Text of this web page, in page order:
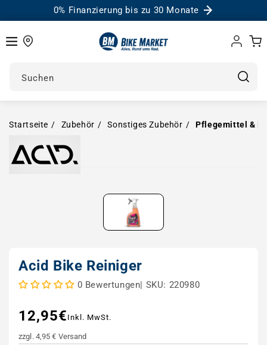
0% Finanzierung bis zu 30 Monate
Suchen
Einloggen
Startseite Zubehör Sonstiges Zubehör Pflegemittel &
Acid Bike Reiniger
0 Bewertungen| SKU: 220980
Normaler Preis
12,95€ Inkl. MwSt.
zzgl. 4,95 € Versand